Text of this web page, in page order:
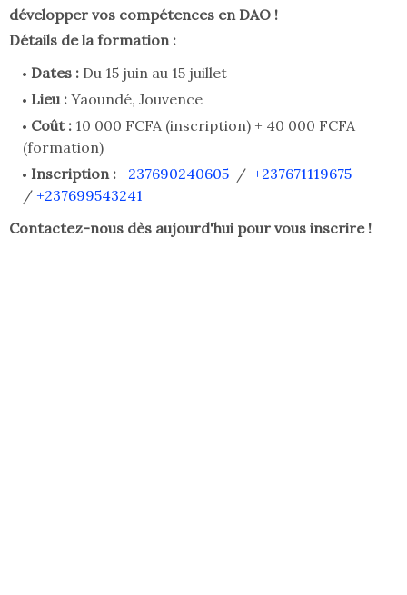
développer vos compétences en DAO !
Détails de la formation :
Dates : Du 15 juin au 15 juillet
Lieu : Yaoundé, Jouvence
Coût : 10 000 FCFA (inscription) + 40 000 FCFA
(formation)
Inscription : +237690240605 / +237671119675
/ +237699543241
Contactez-nous dès aujourd'hui pour vous inscrire !